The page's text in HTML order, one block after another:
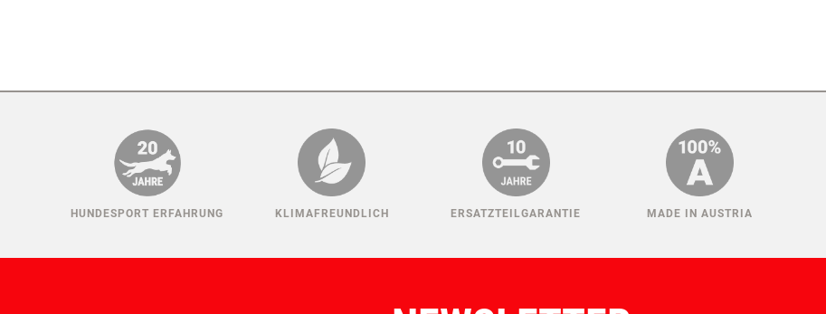
HUNDESPORT ERFAHRUNG KLIMAFREUNDLICH ERSATZTEILGARANTIE MADE IN AUSTRIA